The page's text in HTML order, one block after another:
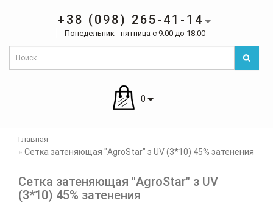
+38 (098) 265-41-14
Понедельник - пятница с 9:00 до 18:00
0
Главная
Сетка затеняющая "AgroStar" з UV (3*10) 45% затенения
Сетка затеняющая "AgroStar" з UV
(3*10) 45% затенения